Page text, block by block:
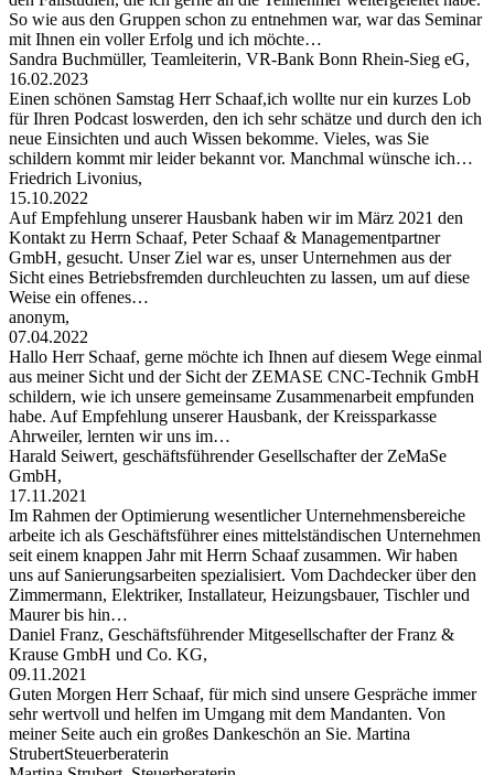
So wie aus den Gruppen schon zu entnehmen war, war das Seminar
mit Ihnen ein voller Erfolg und ich möchte…
Sandra Buchmüller, Teamleiterin, VR-Bank Bonn Rhein-Sieg eG,
16.02.2023
Einen schönen Samstag Herr Schaaf,ich wollte nur ein kurzes Lob
für Ihren Podcast loswerden, den ich sehr schätze und durch den ich
neue Einsichten und auch Wissen bekomme. Vieles, was Sie
schildern kommt mir leider bekannt vor. Manchmal wünsche ich…
Friedrich Livonius,
15.10.2022
Auf Empfehlung unserer Hausbank haben wir im März 2021 den
Kontakt zu Herrn Schaaf, Peter Schaaf & Managementpartner
GmbH, gesucht. Unser Ziel war es, unser Unternehmen aus der
Sicht eines Betriebsfremden durchleuchten zu lassen, um auf diese
Weise ein offenes…
anonym,
07.04.2022
Hallo Herr Schaaf, gerne möchte ich Ihnen auf diesem Wege einmal
aus meiner Sicht und der Sicht der ZEMASE CNC-Technik GmbH
schildern, wie ich unsere gemeinsame Zusammenarbeit empfunden
habe. Auf Empfehlung unserer Hausbank, der Kreissparkasse
Ahrweiler, lernten wir uns im…
Harald Seiwert, geschäftsführender Gesellschafter der ZeMaSe
GmbH,
17.11.2021
Im Rahmen der Optimierung wesentlicher Unternehmensbereiche
arbeite ich als Geschäftsführer eines mittelständischen Unternehmen
seit einem knappen Jahr mit Herrn Schaaf zusammen. Wir haben
uns auf Sanierungsarbeiten spezialisiert. Vom Dachdecker über den
Zimmermann, Elektriker, Installateur, Heizungsbauer, Tischler und
Maurer bis hin…
Daniel Franz, Geschäftsführender Mitgesellschafter der Franz &
Krause GmbH und Co. KG,
09.11.2021
Guten Morgen Herr Schaaf, für mich sind unsere Gespräche immer
sehr wertvoll und helfen im Umgang mit dem Mandanten. Von
meiner Seite auch ein großes Dankeschön an Sie. Martina
StrubertSteuerberaterin